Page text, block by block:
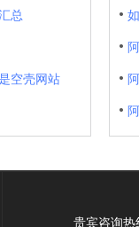
总
空壳网站
贵宾咨询